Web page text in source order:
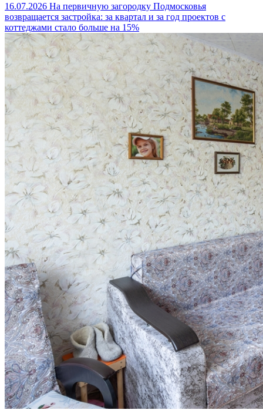
16.07.2026 На первичную загородку Подмосковья
возвращается застройка: за квартал и за год проектов с
коттеджами стало больше на 15%